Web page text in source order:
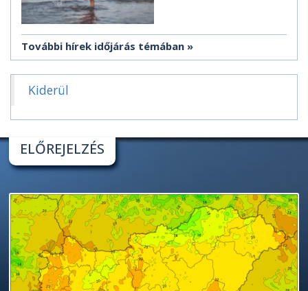
További hírek időjárás témában
Kiderül
ELŐREJELZÉS